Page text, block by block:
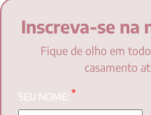
Inscreva-se na
Fique de olho em
casamento
SEU NOME: *